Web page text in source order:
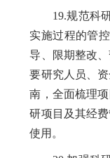
19.规范科研
实施过程的管
导、限期整改
要研究人员、
南，全面梳理
研项目及其经
使用。